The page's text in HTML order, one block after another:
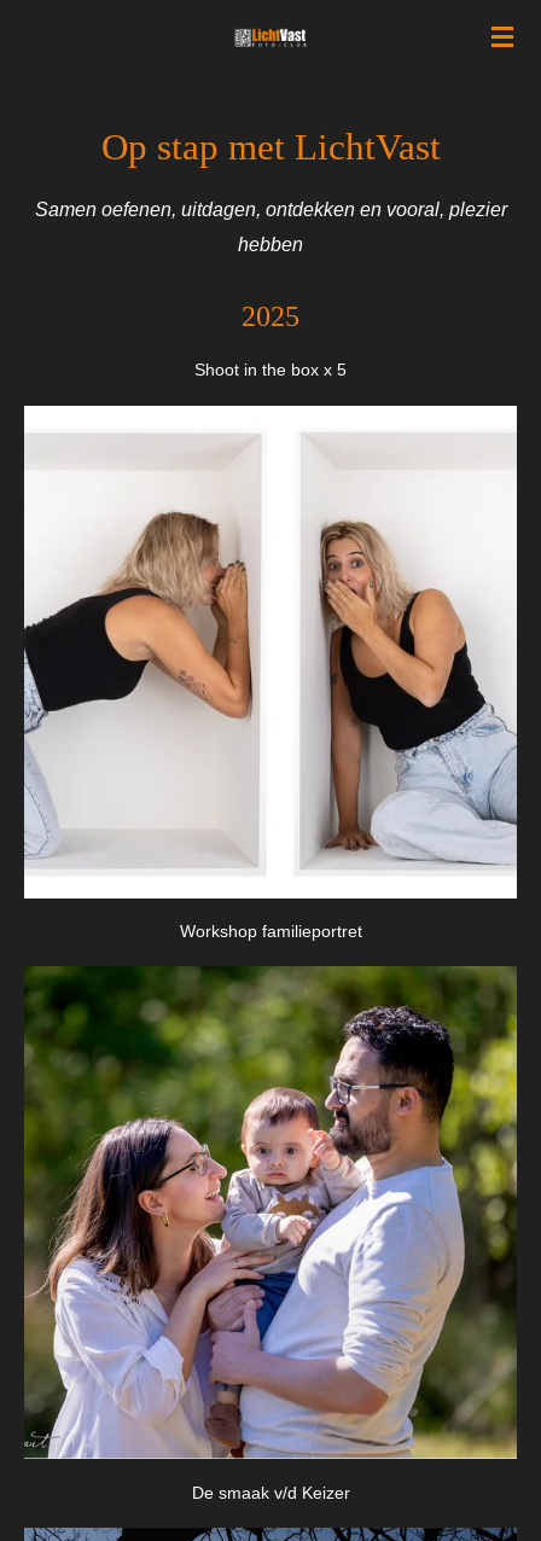
hoofdinhoudOp stap met LichtVast
Samen oefenen, uitdagen, ontdekken en vooral, plezier
hebben
2025
Shoot in the box x 5
Workshop familieportret
De smaak v/d Keizer